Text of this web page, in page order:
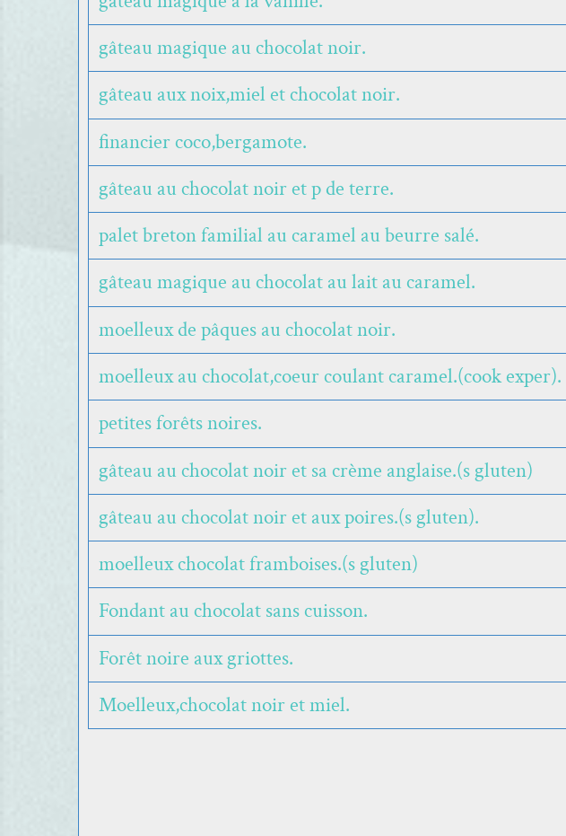
gâteau magique au chocolat noir.
gâteau aux noix,miel et chocolat noir.
financier coco,bergamote.
gâteau au chocolat noir et p de terre.
palet breton familial au caramel au beurre salé.
gâteau magique au chocolat au lait au caramel.
moelleux de pâques au chocolat noir.
moelleux au chocolat,coeur coulant caramel.(cook exper).
petites forêts noires.
gâteau au chocolat noir et sa crème anglaise.(s gluten)
gâteau au chocolat noir et aux poires.(s gluten).
moelleux chocolat framboises.(s gluten)
Fondant au chocolat sans cuisson.
Forêt noire aux griottes.
Moelleux,chocolat noir et miel.